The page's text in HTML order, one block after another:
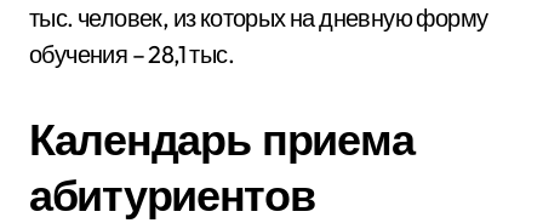
тыс. человек, из которых на дневную форму
обучения – 28,1 тыс.
Календарь приема
абитуриентов